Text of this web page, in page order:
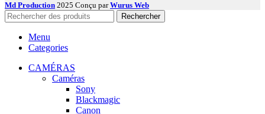
Md Production 2025 Conçu parWurus Web
Rechercher
Menu
Categories
CAMÉRAS
Caméras
Sony
Blackmagic
Canon